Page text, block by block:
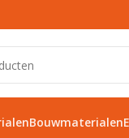
Bouwmaterialen